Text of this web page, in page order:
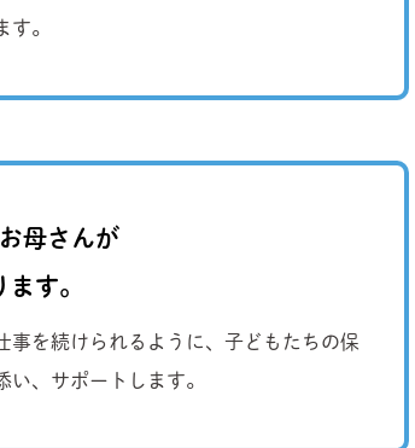
。
母さんが
す。
事を続けられるように、子どもたちの保
、サポートします。